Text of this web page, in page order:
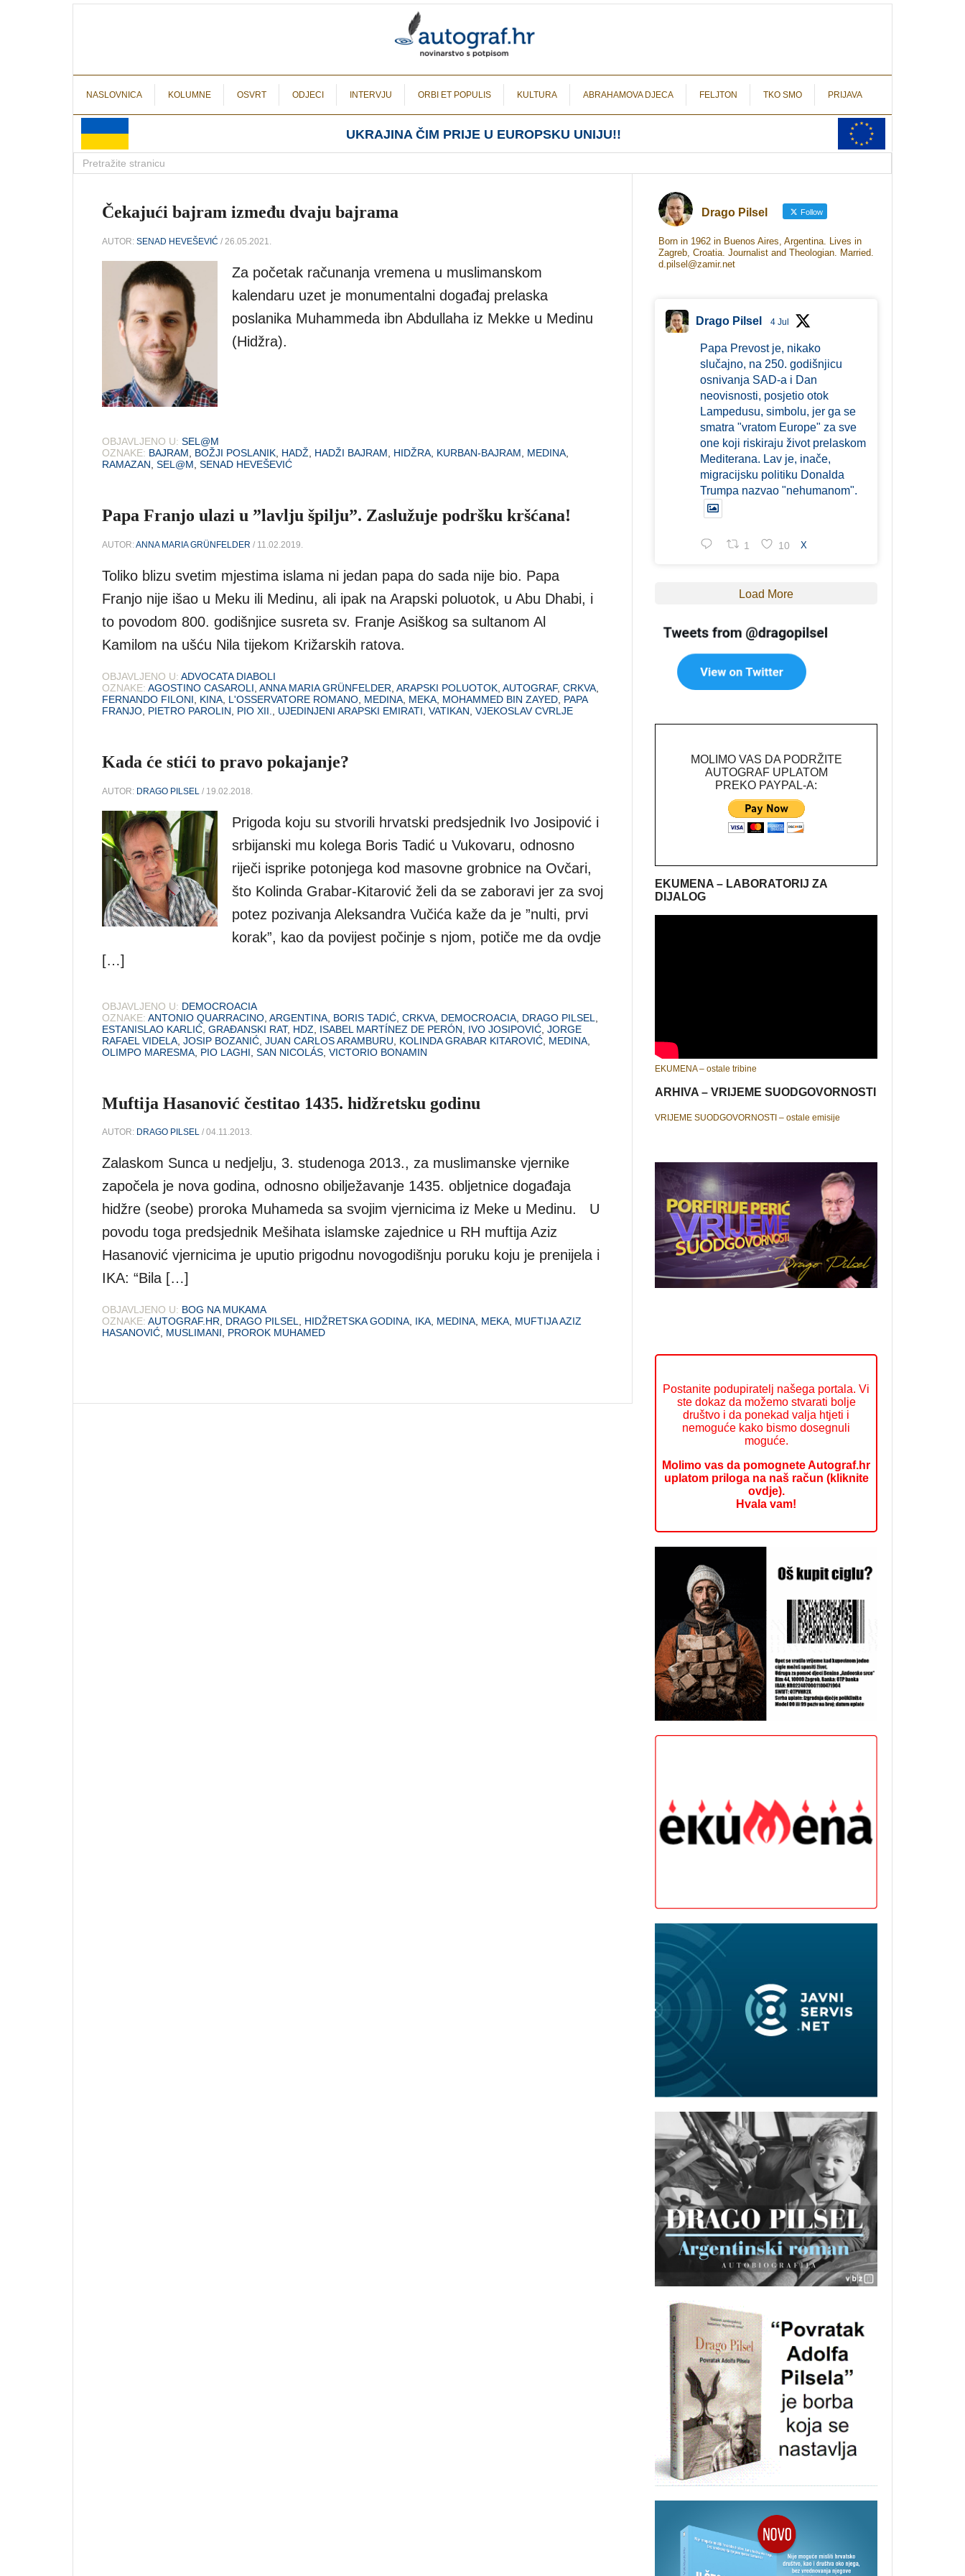
NASLOVNICA KOLUMNE OSVRT ODJECI INTERVJU ORBI ET POPULIS KULTURA ABRAHAMOVA DJECA FELJTON TKO SMO PRIJAVA
UKRAJINA ČIM PRIJE U EUROPSKU UNIJU!!
Čekajući bajram između dvaju bajrama
AUTOR: SENAD HEVEŠEVIĆ / 26.05.2021.
Za početak računanja vremena u muslimanskom
kalendaru uzet je monumentalni događaj prelaska
poslanika Muhammeda ibn Abdullaha iz Mekke u Medinu
(Hidžra).
OBJAVLJENO U: SEL@M
OZNAKE: BAJRAM BOŽJI POSLANIK HADŽ HADŽI BAJRAM HIDŽRA KURBAN-BAJRAM MEDINA
RAMAZAN SEL@M SENAD HEVEŠEVIĆ
Papa Franjo ulazi u ”lavlju špilju”. Zaslužuje podršku kršćana!
AUTOR:ANNA MARIA GRÜNFELDER / 11.02.2019.
Toliko blizu svetim mjestima islama ni jedan papa do sada nije bio. Papa
Franjo nije išao u Meku ili Medinu, ali ipak na Arapski poluotok, u Abu Dhabi, i
to povodom 800. godišnjice susreta sv. Franje Asiškog sa sultanom Al
Kamilom na ušću Nila tijekom Križarskih ratova.
OBJAVLJENO U: ADVOCATA DIABOLI
OZNAKE: AGOSTINO CASAROLI ANNA MARIA GRÜNFELDER ARAPSKI POLUOTOK AUTOGRAF, CRKVA
FERNANDO FILONI
KINA L'OSSERVATORE ROMANO MEDINA MEKA MOHAMMED BIN ZAYED PAPA
FRANJO PIETRO PAROLIN PIO XII. UJEDINJENI ARAPSKI EMIRATI VATIKAN VJEKOSLAV CVRLJE
Kada će stići to pravo pokajanje?
AUTOR: DRAGO PILSEL / 19.02.2018.
Prigoda koju su stvorili hrvatski predsjednik Ivo Josipović i
srbijanski mu kolega Boris Tadić u Vukovaru, odnosno
riječi isprike potonjega kod masovne grobnice na Ovčari,
što Kolinda Grabar-Kitarović želi da se zaboravi jer za svoj
potez pozivanja Aleksandra Vučića kaže da je ”nulti, prvi
korak”, kao da povijest počinje s njom, potiče me da ovdje
[…]
OBJAVLJENO U: DEMOCROACIA
OZNAKE: ANTONIO QUARRACINO ARGENTINA BORIS TADIĆ CRKVA DEMOCROACIA DRAGO PILSEL
ESTANISLAO KARLIĆ GRAĐANSKI RAT, HDZ ISABEL MARTÍNEZ DE PERÓN IVO JOSIPOVIĆ JORGE
RAFAEL VIDELA JOSIP BOZANIĆ JUAN CARLOS ARAMBURU KOLINDA GRABAR KITAROVIĆ MEDINA
OLIMPO MARESMA PIO LAGHI SAN NICOLÁS VICTORIO BONAMIN
Muftija Hasanović čestitao 1435. hidžretsku godinu
AUTOR: DRAGO PILSEL / 04.11.2013.
Zalaskom Sunca u nedjelju, 3. studenoga 2013., za muslimanske vjernike
započela je nova godina, odnosno obilježavanje 1435. obljetnice događaja
hidžre (seobe) proroka Muhameda sa svojim vjernicima iz Meke u Medinu. U
povodu toga predsjednik Mešihata islamske zajednice u RH muftija Aziz
Hasanović vjernicima je uputio prigodnu novogodišnju poruku koju je prenijela i
IKA: “Bila […]
OBJAVLJENO U: BOG NA MUKAMA
OZNAKE: AUTOGRAF.HR, DRAGO PILSEL, HIDŽRETSKA GODINA, IKA, MEDINA, MEKA, MUFTIJA AZIZ
HASANOVIĆ, MUSLIMANI, PROROK MUHAMED
Drago Pilsel Follow
Born in 1962 in Buenos Aires, Argentina. Lives in
Zagreb, Croatia. Journalist and Theologian. Married.
d.pilsel@zamir.net
Drago Pilsel 4 Jul
Papa Prevost je, nikako
slučajno, na 250. godišnjicu
osnivanja SAD-a i Dan
neovisnosti, posjetio otok
Lampedusu, simbolu, jer ga se
smatra "vratom Europe" za sve
one koji riskiraju život prelaskom
Mediterana. Lav je, inače,
migracijsku politiku Donalda
Trumpa nazvao "nehumanom".
1 10 X
Load More
MOLIMO VAS DA PODRŽITE
AUTOGRAF UPLATOM
PREKO PAYPAL-A:
EKUMENA – LABORATORIJ ZA
DIJALOG
EKUMENA – ostale tribine
ARHIVA – VRIJEME SUODGOVORNOSTI
VRIJEME SUODGOVORNOSTI – ostale emisije
Postanite podupiratelj našega portala. Vi
ste dokaz da možemo stvarati bolje
društvo i da ponekad valja htjeti i
nemoguće kako bismo dosegnuli
moguće.
Molimo vas da pomognete Autograf.hr
uplatom priloga na naš račun (kliknite
ovdje).
Hvala vam!